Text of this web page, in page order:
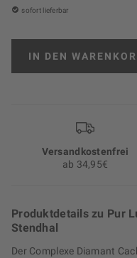
sofort lieferbar
IN DEN
Versand­kosten­frei
ab 34,95€
Produktdetails zu Pur
Stendhal
Der Complexe Diamant